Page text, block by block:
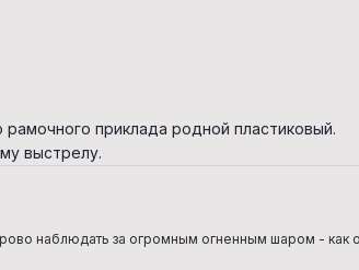
приклада родной пластиковый.
выстрелу.
наблюдать за огромным огненным шаром - как